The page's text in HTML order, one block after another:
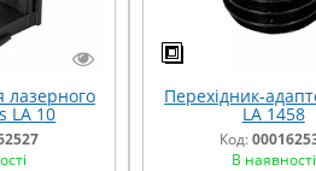
LA 10
Перехідник-
LA 1458
Код:
В наявності